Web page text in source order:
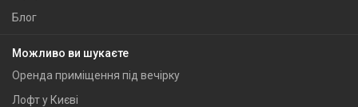
Блог
Можливо ви шукаєте
Оренда приміщення під вечірку
Лофт у Києві